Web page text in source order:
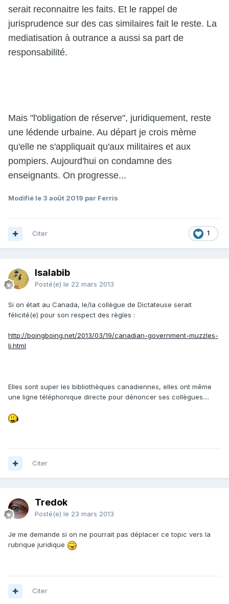
serait reconnaitre les faits. Et le rappel de
jurisprudence sur des cas similaires fait le reste. La
mediatisation à outrance a aussi sa part de
responsabilité.
Mais "l'obligation de réserve", juridiquement, reste
une lédende urbaine. Au départ je crois mème
qu'elle ne s'appliquait qu'aux militaires et aux
pompiers. Aujourd'hui on condamne des
enseignants. On progresse...
Modifié le 3 août 2019 par Ferris
1
Citer
Isalabib
Posté(e) le 22 mars 2013
Si on était au Canada, le/la collègue de Dictateuse serait
félicité(e) pour son respect des règles :
http://boingboing.net/2013/03/19/canadian-government-muzzles-
li.html
Elles sont super les bibliothèques canadiennes, elles ont même
une ligne téléphonique directe pour dénoncer ses collègues....
Citer
Tredok
Posté(e) le 23 mars 2013
Je me demande si on ne pourrait pas déplacer ce topic vers la
rubrique juridique
Citer